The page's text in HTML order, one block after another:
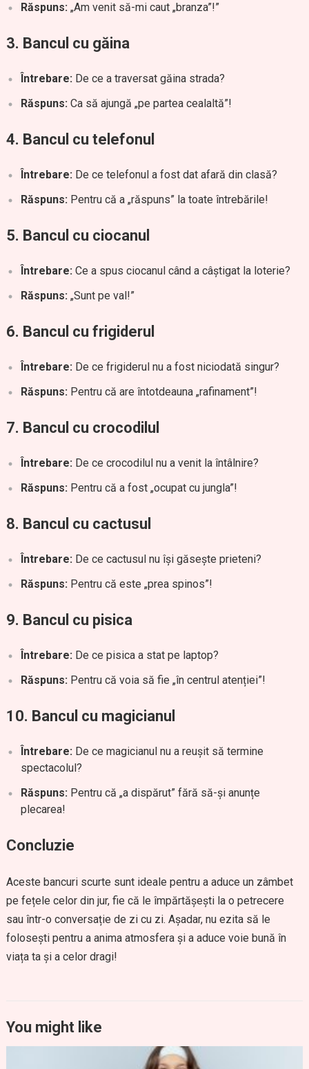
Răspuns: „Am venit să-mi caut „branza”!”
3. Bancul cu găina
Întrebare: De ce a traversat găina strada?
Răspuns: Ca să ajungă „pe partea cealaltă”!
4. Bancul cu telefonul
Întrebare: De ce telefonul a fost dat afară din clasă?
Răspuns: Pentru că a „răspuns” la toate întrebările!
5. Bancul cu ciocanul
Întrebare: Ce a spus ciocanul când a câștigat la loterie?
Răspuns: „Sunt pe val!”
6. Bancul cu frigiderul
Întrebare: De ce frigiderul nu a fost niciodată singur?
Răspuns: Pentru că are întotdeauna „rafinament”!
7. Bancul cu crocodilul
Întrebare: De ce crocodilul nu a venit la întâlnire?
Răspuns: Pentru că a fost „ocupat cu jungla”!
8. Bancul cu cactusul
Întrebare: De ce cactusul nu își găsește prieteni?
Răspuns: Pentru că este „prea spinos”!
9. Bancul cu pisica
Întrebare: De ce pisica a stat pe laptop?
Răspuns: Pentru că voia să fie „în centrul atenției”!
10. Bancul cu magicianul
Întrebare: De ce magicianul nu a reușit să termine
spectacolul?
Răspuns: Pentru că „a dispărut” fără să-și anunțe
plecarea!
Concluzie
Aceste bancuri scurte sunt ideale pentru a aduce un zâmbet
pe fețele celor din jur, fie că le împărtășești la o petrecere
sau într-o conversație de zi cu zi. Așadar, nu ezita să le
folosești pentru a anima atmosfera și a aduce voie bună în
viața ta și a celor dragi!
You might like